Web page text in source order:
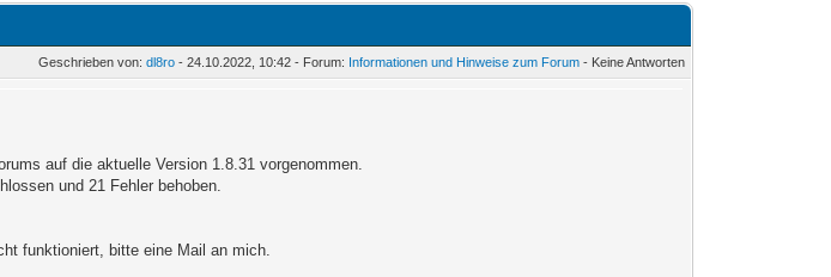
Geschrieben von:dl8ro - 24.10.2022, 10:42 - Forum: Informationen und Hinweise zum Forum - Keine Antworten
auf die aktuelle Version 1.8.31 vorgenommen.
und 21 Fehler behoben.
funktioniert, bitte eine Mail an mich.